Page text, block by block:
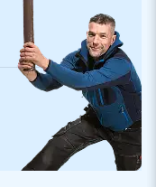
verhuurwaarde
uit te breiden.
eens een kijkje bij
Deals. Als extra
aan in de
alleen nieuwe,
ook niet meer na te